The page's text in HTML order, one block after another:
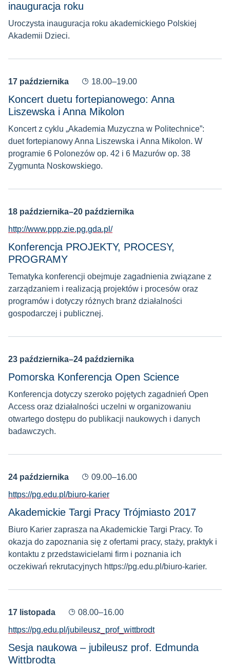
inauguracja roku
Uroczysta inauguracja roku akademickiego Polskiej
Akademii Dzieci.
17 października 18.00–19.00
Koncert duetu fortepianowego: Anna
Liszewska i Anna Mikolon
Koncert z cyklu „Akademia Muzyczna w Politechnice”:
duet fortepianowy Anna Liszewska i Anna Mikolon. W
programie 6 Polonezów op. 42 i 6 Mazurów op. 38
Zygmunta Noskowskiego.
18 października–20 października
http://www.ppp.zie.pg.gda.pl/
Konferencja PROJEKTY, PROCESY,
PROGRAMY
Tematyka konferencji obejmuje zagadnienia związane z
zarządzaniem i realizacją projektów i procesów oraz
programów i dotyczy różnych branż działalności
gospodarczej i publicznej.
23 października–24 października
Pomorska Konferencja Open Science
Konferencja dotyczy szeroko pojętych zagadnień Open
Access oraz działalności uczelni w organizowaniu
otwartego dostępu do publikacji naukowych i danych
badawczych.
24 października
09.00–16.00
https://pg.edu.pl/biuro-karier
Akademickie Targi Pracy Trójmiasto 2017
Biuro Karier zaprasza na Akademickie Targi Pracy. To
okazja do zapoznania się z ofertami pracy, staży, praktyk i
kontaktu z przedstawicielami firm i poznania ich
oczekiwań rekrutacyjnych https://pg.edu.pl/biuro-karier.
17 listopada
08.00–16.00
https://pg.edu.pl/jubileusz_prof_wittbrodt
Sesja naukowa – jubileusz prof. Edmunda
Wittbrodta